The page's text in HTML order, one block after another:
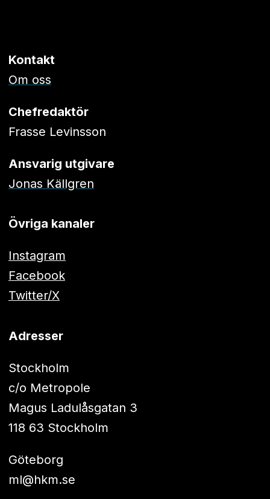
Kontakt
Om oss
Chefredaktör
Frasse Levinsson
Ansvarig utgivare
Jonas Källgren
Övriga kanaler
Instagram
Facebook
Twitter/X
Adresser
Stockholm
c/o Metropole
Magus Ladulåsgatan 3
118 63 Stockholm
Göteborg
ml@hkm.se